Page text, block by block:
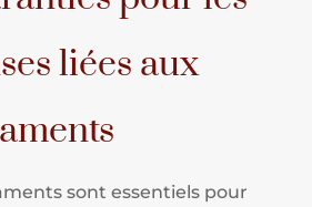
liées aux
sont essentiels pour